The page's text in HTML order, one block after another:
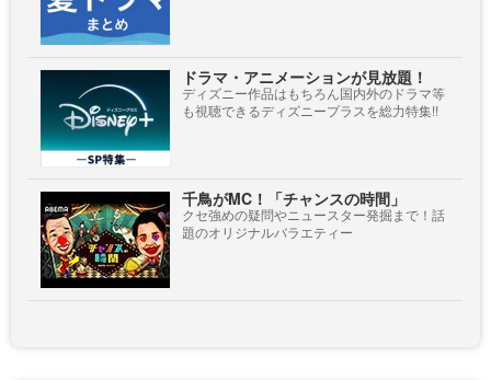
ドラマ・アニメーションが見放題！
ディズニー作品はもちろん国内外のドラマ等
も視聴できるディズニープラスを総力特集!!
千鳥がMC！「チャンスの時間」
クセ強めの疑問やニュースター発掘まで！話
題のオリジナルバラエティー